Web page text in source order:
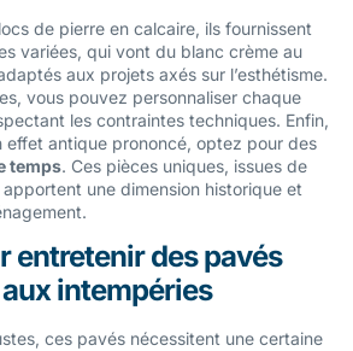
de pierre en calcaire, ils fournissent
variées, qui vont du blanc crème au
aux projets axés sur l’esthétisme.
vous pouvez personnaliser chaque
les contraintes techniques. Enfin,
effet antique prononcé, optez pour des
temps. Ces pièces uniques, issues de
une dimension historique et
entretenir des pavés
intempéries
ces pavés nécessitent une certaine